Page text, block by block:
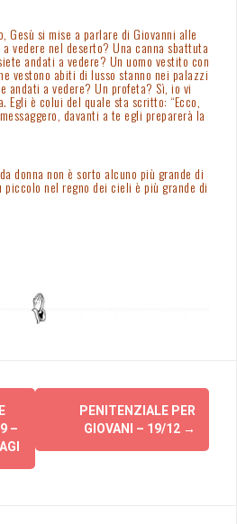
Gesù si mise a parlare di Giovanni alle
vedere nel deserto? Una canna sbattuta
andati a vedere? Un uomo vestito con
vestono abiti di lusso stanno nei palazzi
andati a vedere? Un profeta? Sì, io vi
Egli è colui del quale sta scritto: “Ecco,
davanti a te egli preparerà la
donna non è sorto alcuno più grande di
nel regno dei cieli è più grande di
–
PENITENZIALE PER
GIOVANI – 19/12 →